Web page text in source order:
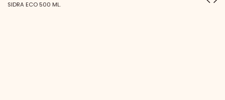
SIDRA ECO 500 ML.